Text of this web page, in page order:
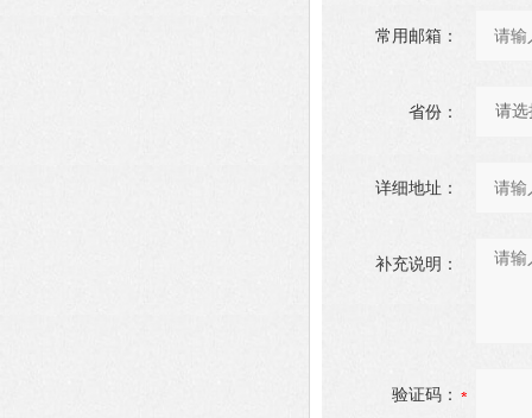
常用邮箱：
省份：
详细地址：
补充说明：
验证码：